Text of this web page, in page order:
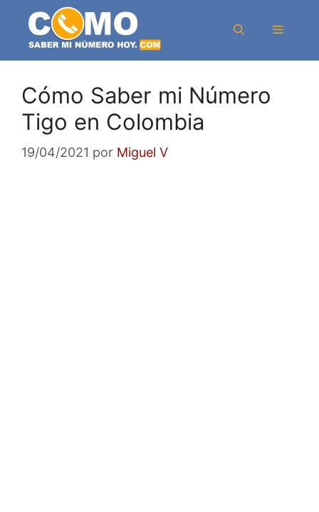
contenido
Menú
Cómo Saber mi Número
Tigo en Colombia
19/04/2021 por Miguel V